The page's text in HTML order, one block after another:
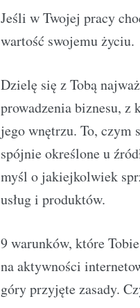
Jeśli w Twojej pracy
wartość swojemu życiu.
Dzielę się z Tobą
prowadzenia biznesu, z
jego wnętrzu. To, czym
spójnie określone u
myśl o jakiejkolwiek
usług i produktów.
9 warunków, które
na aktywności
góry przyjęte zasady.